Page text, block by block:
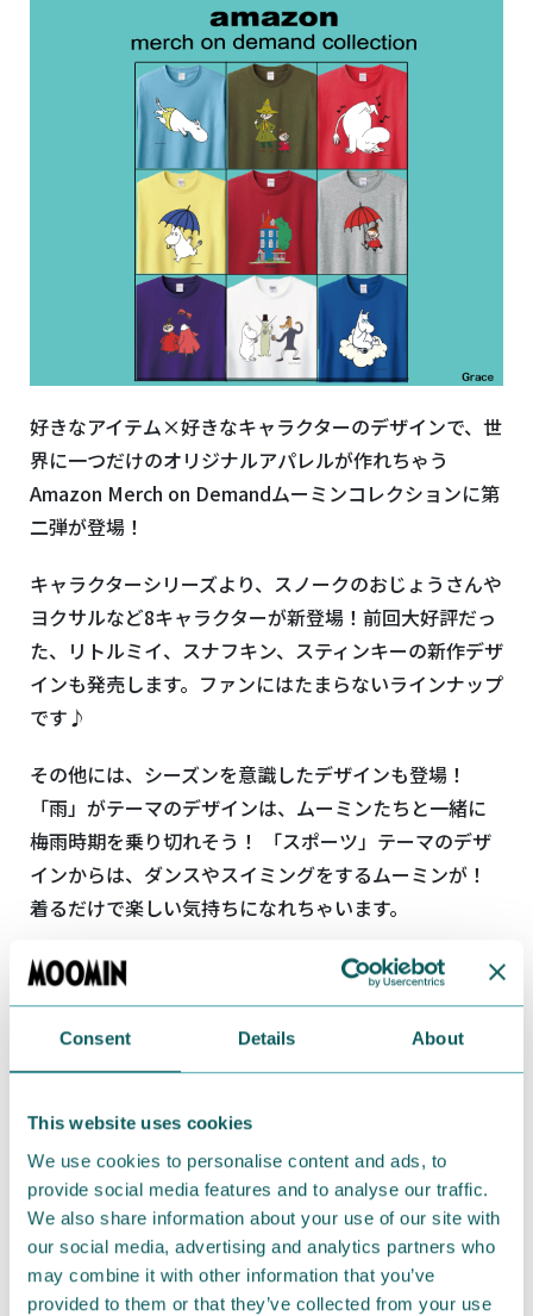
Consent Details About
This website uses cookies
We use cookies to personalise content and ads, to
provide social media features and to analyse our traffic.
We also share information about your use of our site with
our social media, advertising and analytics partners who
may combine it with other information that you’ve
provided to them or that they’ve collected from your use
好きなアイテム×好きなキャラクターのデザインで、世
界に一つだけのオリジナルアパレルが作れちゃう
Amazon Merch on Demandムーミンコレクションに第
二弾が登場！
キャラクターシリーズより、スノークのおじょうさんや
ヨクサルなど8キャラクターが新登場！前回大好評だっ
た、リトルミイ、スナフキン、スティンキーの新作デザ
インも発売します。ファンにはたまらないラインナップ
です♪
その他には、シーズンを意識したデザインも登場！
「雨」がテーマのデザインは、ムーミンたちと一緒に
梅雨時期を乗り切れそう！ 「スポーツ」テーマのデザ
インからは、ダンスやスイミングをするムーミンが！
着るだけで楽しい気持ちになれちゃいます。
そしてアイテムにはジップパーカーが加わり、夏の空調
対策などにもバッチリです◎
ぜひ自分だけのオリジナルアパレルをゲットしてくだ
さいね！
PONEYCOMB TOKYO
Amazon Merch on Demand
#ムーミン #amazon #poneycombtokyo